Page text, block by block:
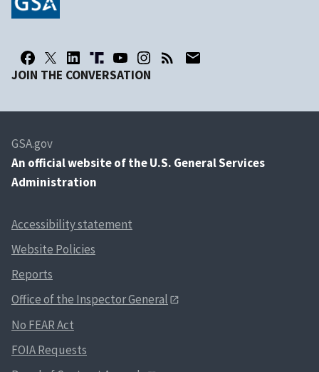
JOIN THE CONVERSATION
GSA.gov
An official website of the U.S. General Services
Administration
Accessibility statement
Website Policies
Reports
Office of the Inspector General
No FEAR Act
FOIA Requests